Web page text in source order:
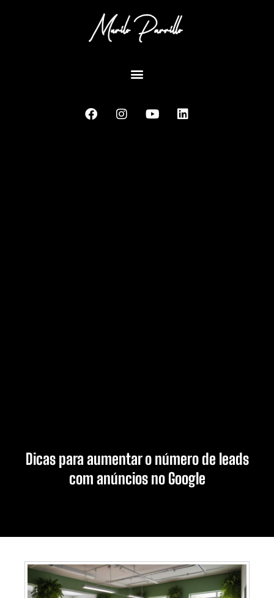
Dicas para aumentar o número de leads
com anúncios no Google